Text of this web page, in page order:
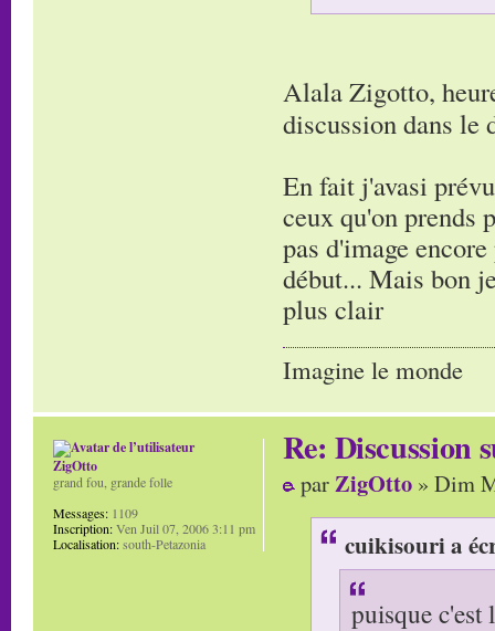
Alala Zigotto,
discussion dans le
En fait j'avasi
ceux qu'on prends
pas d'image
début... Mais bon
plus clair
Imagine le monde
Re: Discussion
parZigOtto » Dim
cuikisouri a
puisque
ZigOtto
grand fou, grande folle
Messages: 1109
Inscription:Ven Juil 07, 2006 3:11 pm
Localisation:south-Petazonia